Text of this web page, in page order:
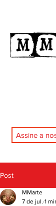
Post
MMarte
7 de jul. 1